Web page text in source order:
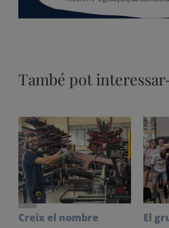
També pot
Creix el nombre
El